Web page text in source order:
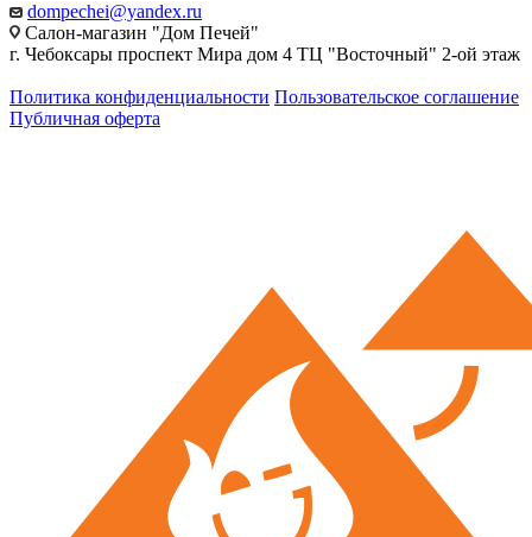
dompechei@yandex.ru
Салон-магазин "Дом Печей"
г. Чебоксары проспект Мира дом 4 ТЦ "Восточный" 2-ой этаж
Политика конфиденциальности Пользовательское соглашение
Публичная оферта